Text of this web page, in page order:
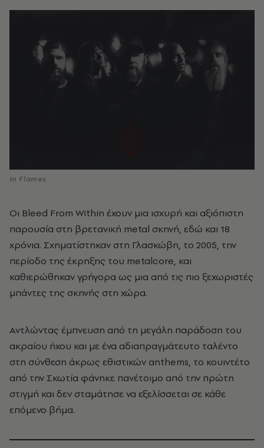
In Flames
Οι Bleed From Within έχουν μια ισχυρή και αξιόπιστη
παρουσία στη βρετανική metal σκηνή, εδώ και 18
χρόνια. Σχηματίστηκαν στη Γλασκώβη, το 2005, την
περίοδο της έκρηξης του metalcore, και
καθιερώθηκαν γρήγορα ως μια από τις πιο ξεχωριστές
μπάντες της σκηνής στη χώρα.
Αντλώντας έμπνευση από τη μεγάλη παράδοση του
ακραίου ήχου και με ένα αδιαπραγμάτευτο ταλέντο
στη σύνθεση άκρως εθιστικών anthems, το κουιντέτο
από την Σκωτία φάνηκε πανέτοιμο από την πρώτη
στιγμή και δεν σταμάτησε να εξελίσσεται σε κάθε
επόμενο βήμα.